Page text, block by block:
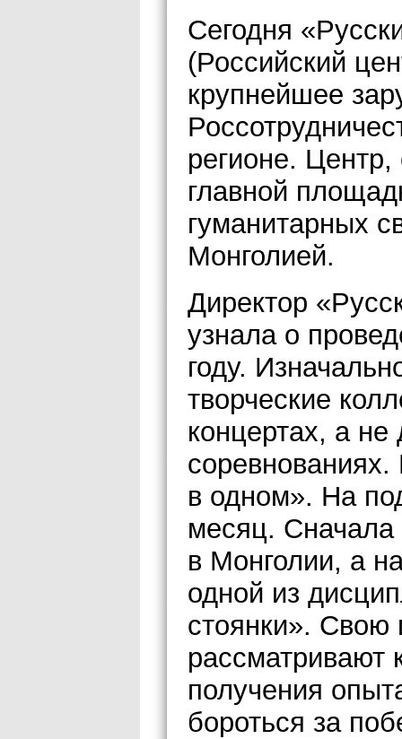
Сегодня
(Российский
крупнейшее
регионе. Центр,
главной
гуманитарных
Монголией.
Директор
узнала о
году.
творческие
концертах, а
в одном». На
месяц. Сначала
в Монголии, а
одной из
стоянки». Свою
рассматривают
получения
бороться за